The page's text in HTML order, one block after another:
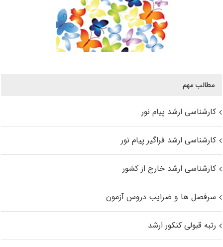
مطالب مهم
کارشناسی ارشد پیام نور
کارشناسی ارشد فراگیر پیام نور
کارشناسی ارشد خارج از کشور
سرفصل ها و ضرایب دروس آزمون
رتبه قبولی کنکور ارشد